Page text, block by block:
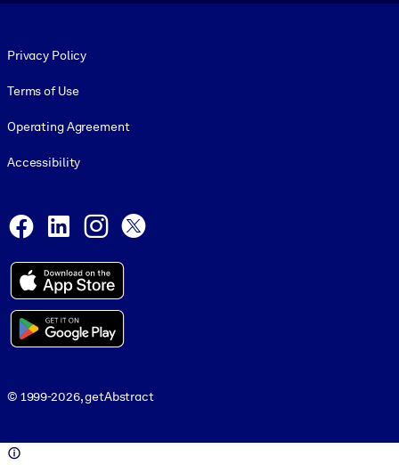
Privacy Policy
Terms of Use
Operating Agreement
Accessibility
Facebook
LinkedInInstagram
© 1999-2026, getAbstract